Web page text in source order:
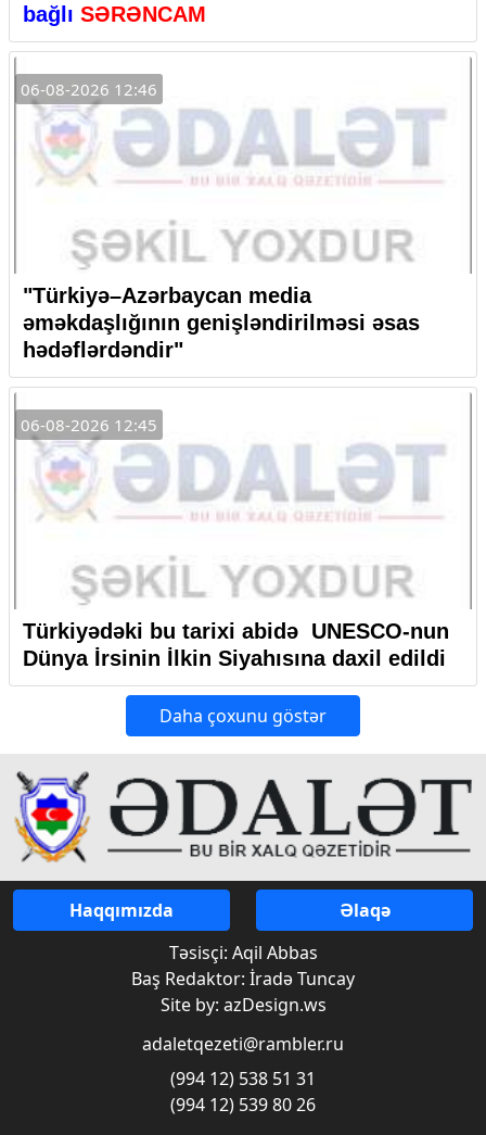
bağlı SƏRƏNCAM
06-08-2026 12:46
"Türkiyə–Azərbaycan media
əməkdaşlığının genişləndirilməsi əsas
hədəflərdəndir"
06-08-2026 12:45
Türkiyədəki bu tarixi abidə UNESCO-nun
Dünya İrsinin İlkin Siyahısına daxil edildi
Daha çoxunu göstər
Haqqımızda
Əlaqə
Təsisçi: Aqil Abbas
Baş Redaktor: İradə Tuncay
Site by: azDesign.ws
adaletqezeti@rambler.ru
(994 12) 538 51 31
(994 12) 539 80 26